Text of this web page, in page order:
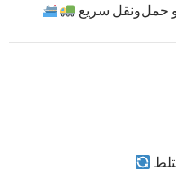
و حمل‌ونقل سریع